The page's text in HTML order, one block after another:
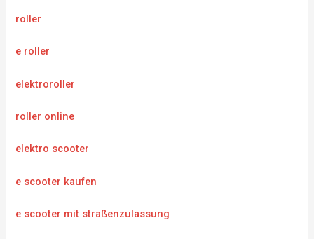
roller
e roller
elektroroller
roller online
elektro scooter
e scooter kaufen
e scooter mit straßenzulassung